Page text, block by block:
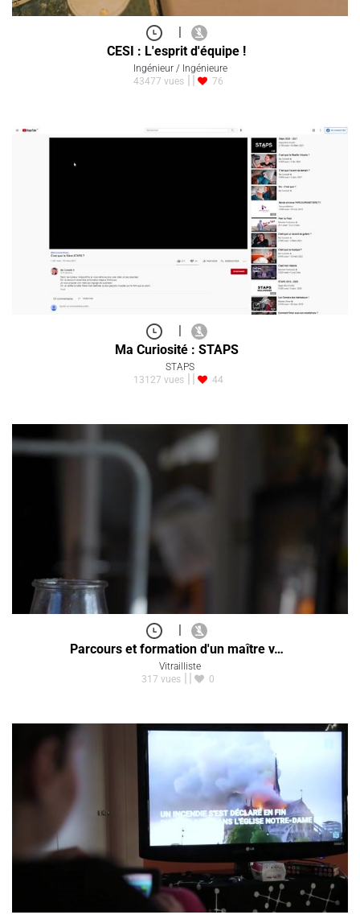
|
CESI : L'esprit d'équipe !
Ingénieur / Ingénieure
43477 vues
76
Ma Curiosité : STAPS
STAPS
13127 vues
44
|
Parcours et formation d'un maître v…
Vitrailliste
317 vues
0